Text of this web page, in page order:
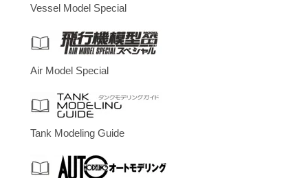
Vessel Model Special
Air Model Special
Tank Modeling Guide